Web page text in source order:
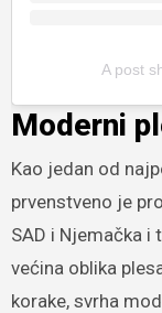
A post
Moderni
Kao jedan od
prvenstveno je
SAD i Njemačka
većina oblika
korake, svrha